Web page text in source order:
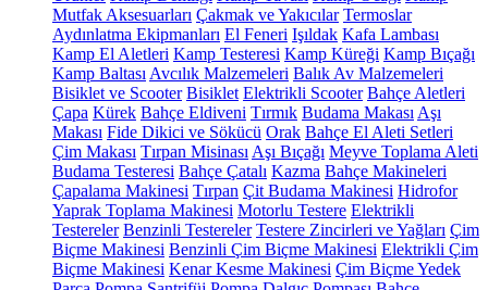
Mutfak Aksesuarları Çakmak ve Yakıcılar Termoslar
Aydınlatma Ekipmanları El Feneri Işıldak Kafa Lambası
Kamp El Aletleri Kamp Testeresi Kamp Küreği Kamp Bıçağı
Kamp Baltası Avcılık Malzemeleri Balık Av Malzemeleri
Bisiklet ve Scooter Bisiklet Elektrikli Scooter Bahçe Aletleri
Çapa Kürek Bahçe Eldiveni Tırmık Budama Makası Aşı
Makası Fide Dikici ve Sökücü Orak Bahçe El Aleti Setleri
Çim Makası Tırpan Misinası Aşı Bıçağı Meyve Toplama Aleti
Budama Testeresi Bahçe Çatalı Kazma Bahçe Makineleri
Çapalama Makinesi Tırpan Çit Budama Makinesi Hidrofor
Yaprak Toplama Makinesi Motorlu Testere Elektrikli
Testereler Benzinli Testereler Testere Zincirleri ve Yağları Çim
Biçme Makinesi Benzinli Çim Biçme Makinesi Elektrikli Çim
Biçme Makinesi Kenar Kesme Makinesi Çim Biçme Yedek